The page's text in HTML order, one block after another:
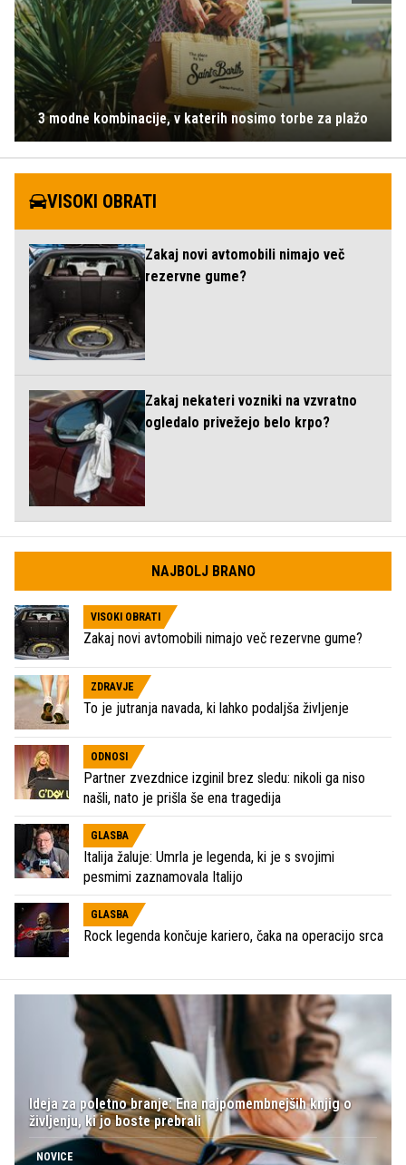
3 modne kombinacije, v katerih nosimo torbe za plažo
VISOKI OBRATI
Zakaj novi avtomobili nimajo več
rezervne gume?
Zakaj nekateri vozniki na vzvratno
ogledalo privežejo belo krpo?
NAJBOLJ BRANO
VISOKI OBRATI
Zakaj novi avtomobili nimajo več rezervne gume?
ZDRAVJE
To je jutranja navada, ki lahko podaljša življenje
ODNOSI
Partner zvezdnice izginil brez sledu: nikoli ga niso
našli, nato je prišla še ena tragedija
GLASBA
Italija žaluje: Umrla je legenda, ki je s svojimi
pesmimi zaznamovala Italijo
GLASBA
Rock legenda končuje kariero, čaka na operacijo srca
Ideja za poletno branje: Ena najpomembnejših knjig o
življenju, ki jo boste prebrali
NOVICE